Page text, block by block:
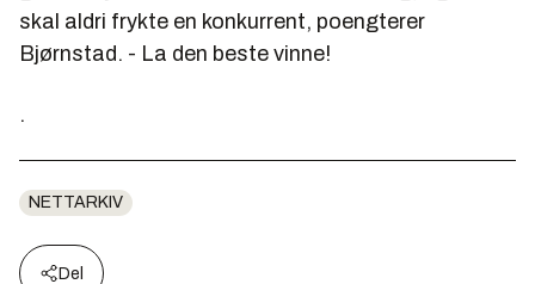
skal aldri frykte en konkurrent, poengterer
Bjørnstad. - La den beste vinne!
.
NETTARKIV
Del